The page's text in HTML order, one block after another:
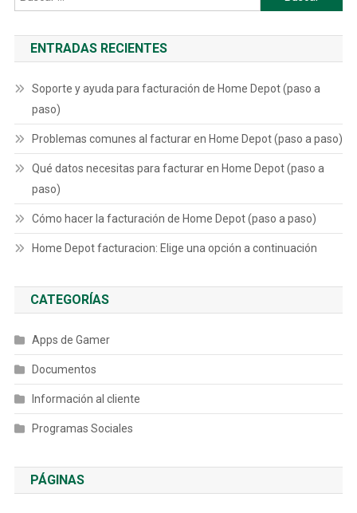
ENTRADAS RECIENTES
Soporte y ayuda para facturación de Home Depot (paso a
paso)
Problemas comunes al facturar en Home Depot (paso a paso)
Qué datos necesitas para facturar en Home Depot (paso a
paso)
Cómo hacer la facturación de Home Depot (paso a paso)
Home Depot facturacion: Elige una opción a continuación
CATEGORÍAS
Apps de Gamer
Documentos
Información al cliente
Programas Sociales
PÁGINAS